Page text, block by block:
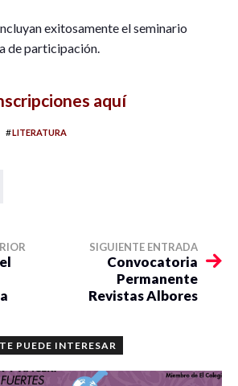
exitosamente el seminario
de participación.
aquí
#LITERATURA
SIGUIENTE ENTRADA
Convocatoria
Permanente
Revistas Albores
TE PUEDE INTERESAR